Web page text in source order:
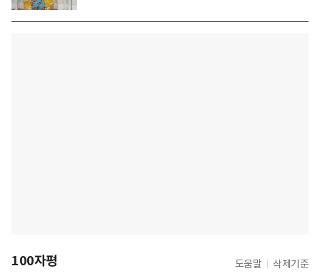
100자평 도움말 삭제기준